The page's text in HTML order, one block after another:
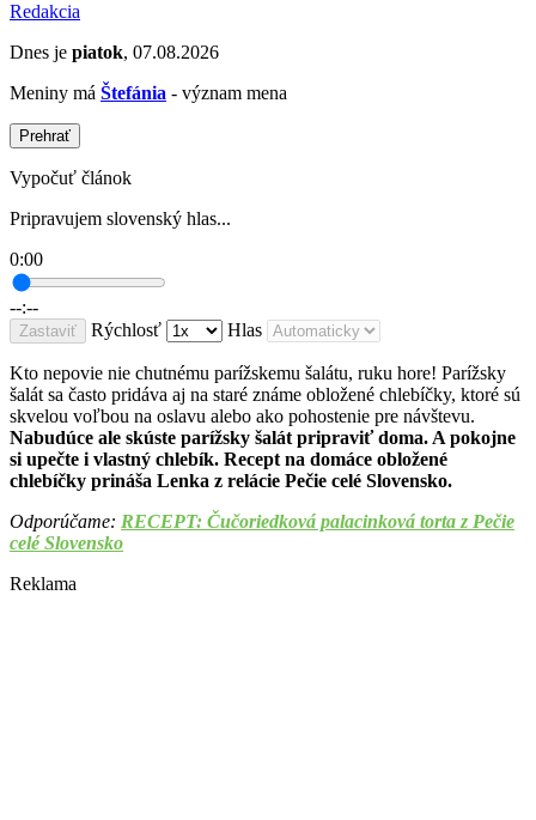
Redakcia
Dnes je piatok, 07.08.2026
Meniny má Štefánia - význam mena
Prehrať
Vypočuť článok
Pripravujem slovenský hlas...
0:00
--:--
Zastaviť Rýchlosť Hlas
Kto nepovie nie chutnému parížskemu šalátu, ruku hore! Parížsky
šalát sa často pridáva aj na staré známe obložené chlebíčky, ktoré sú
skvelou voľbou na oslavu alebo ako pohostenie pre návštevu.
Nabudúce ale skúste parížsky šalát pripraviť doma. A pokojne
si upečte i vlastný chlebík. Recept na domáce obložené
chlebíčky prináša Lenka z relácie Pečie celé Slovensko.
Odporúčame: ​ RECEPT: Čučoriedková palacinková torta z Pečie
celé Slovensko
Reklama